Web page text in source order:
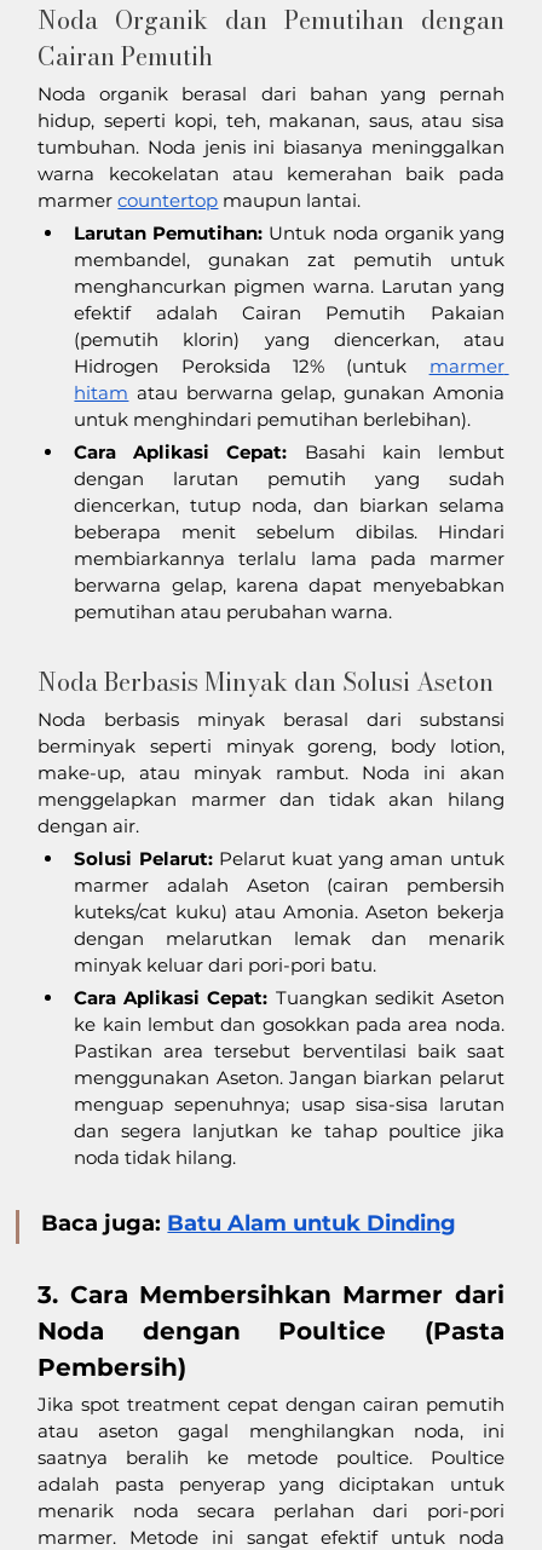
Noda Organik dan Pemutihan dengan
Cairan Pemutih
Noda organik berasal dari bahan yang pernah
hidup, seperti kopi, teh, makanan, saus, atau sisa
tumbuhan. Noda jenis ini biasanya meninggalkan
warna kecokelatan atau kemerahan baik pada
marmer countertop maupun lantai.
Larutan Pemutihan: Untuk noda organik yang
membandel, gunakan zat pemutih untuk
menghancurkan pigmen warna. Larutan yang
efektif adalah Cairan Pemutih Pakaian
(pemutih klorin) yang diencerkan, atau
Hidrogen Peroksida 12% (untuk marmer
hitam atau berwarna gelap, gunakan Amonia
untuk menghindari pemutihan berlebihan).
Cara Aplikasi Cepat: Basahi kain lembut
dengan larutan pemutih yang sudah
diencerkan, tutup noda, dan biarkan selama
beberapa menit sebelum dibilas. Hindari
membiarkannya terlalu lama pada marmer
berwarna gelap, karena dapat menyebabkan
pemutihan atau perubahan warna.
Noda Berbasis Minyak dan Solusi Aseton
Noda berbasis minyak berasal dari substansi
berminyak seperti minyak goreng, body lotion,
make-up, atau minyak rambut. Noda ini akan
menggelapkan marmer dan tidak akan hilang
dengan air.
Solusi Pelarut: Pelarut kuat yang aman untuk
marmer adalah Aseton (cairan pembersih
kuteks/cat kuku) atau Amonia. Aseton bekerja
dengan melarutkan lemak dan menarik
minyak keluar dari pori-pori batu.
Cara Aplikasi Cepat: Tuangkan sedikit Aseton
ke kain lembut dan gosokkan pada area noda.
Pastikan area tersebut berventilasi baik saat
menggunakan Aseton. Jangan biarkan pelarut
menguap sepenuhnya; usap sisa-sisa larutan
dan segera lanjutkan ke tahap poultice jika
noda tidak hilang.
Baca juga: Batu Alam untuk Dinding
3. Cara Membersihkan Marmer dari
Noda dengan Poultice (Pasta
Pembersih)
Jika spot treatment cepat dengan cairan pemutih
atau aseton gagal menghilangkan noda, ini
saatnya beralih ke metode poultice. Poultice
adalah pasta penyerap yang diciptakan untuk
menarik noda secara perlahan dari pori-pori
marmer. Metode ini sangat efektif untuk noda